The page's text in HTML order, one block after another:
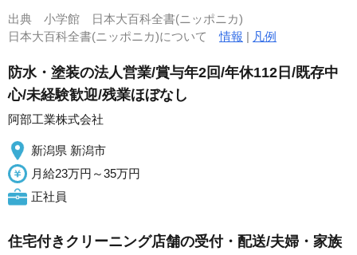
出典 小学館 日本大百科全書(ニッポニカ)
日本大百科全書(ニッポニカ)について情報 | 凡例
防水・塗装の法人営業/賞与年2回/年休112日/既存中
心/未経験歓迎/残業ほぼなし
阿部工業株式会社
新潟県 新潟市
月給23万円～35万円
正社員
住宅付きクリーニング店舗の受付・配送/夫婦・家族